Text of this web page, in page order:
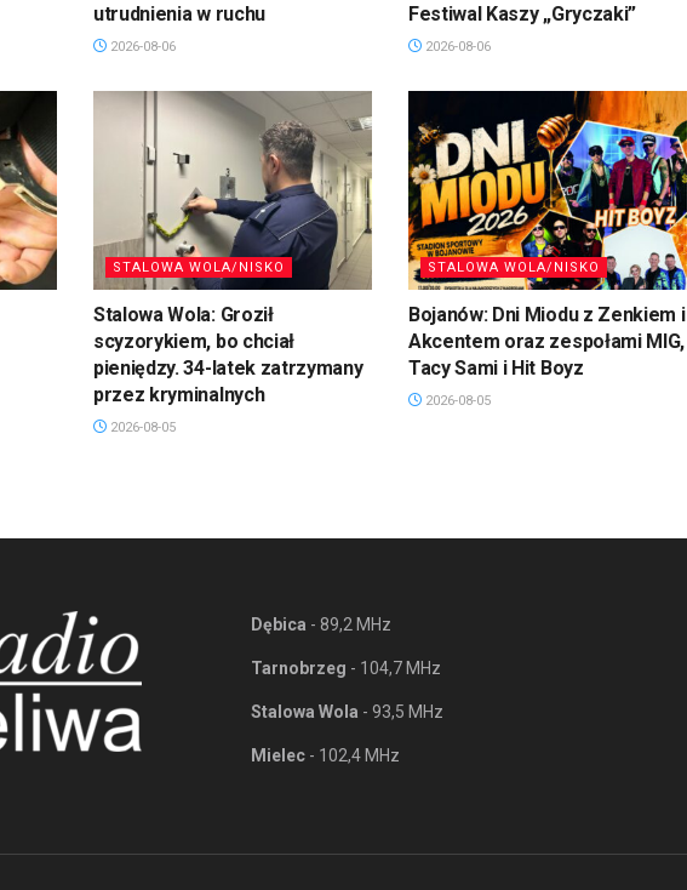
utrudnienia w ruchu
2026-08-06
Festiwal Kaszy „Gryczaki”
2026-08-06
STALOWA WOLA/NISKO
Stalowa Wola: Groził
scyzorykiem, bo chciał
pieniędzy. 34-latek zatrzymany
przez kryminalnych
2026-08-05
STALOWA WOLA/NISKO
Bojanów: Dni Miodu z Zenkiem i
Akcentem oraz zespołami MIG,
Tacy Sami i Hit Boyz
2026-08-05
Dębica - 89,2 MHz
Tarnobrzeg - 104,7 MHz
Stalowa Wola - 93,5 MHz
Mielec - 102,4 MHz